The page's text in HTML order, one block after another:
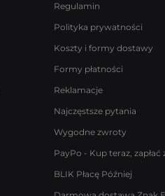
Regulamin
Polityka prywatności
Koszty i formy dostawy
Formy płatności
Reklamacje
Najczęstsze pytania
Wygodne zwroty
PayPo - Kup teraz, zapłać
BLIK Płacę Później